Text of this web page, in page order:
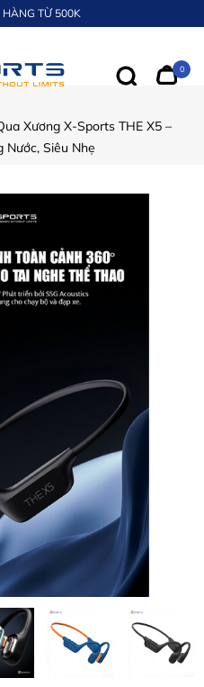
HÀNG TỪ 500K
0
Xương X-Sports THE X5 –
Nước, Siêu Nhẹ